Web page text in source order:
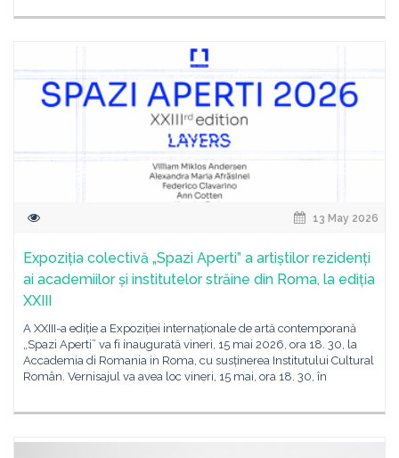
13 May 2026
Expoziția colectivă „Spazi Aperti” a artiștilor rezidenți
ai academiilor și institutelor străine din Roma, la ediția
XXIII
A XXIII-a ediție a Expoziției internaționale de artă contemporană
„Spazi Aperti” va fi inaugurată vineri, 15 mai 2026, ora 18. 30, la
Accademia di Romania in Roma, cu susținerea Institutului Cultural
Român. Vernisajul va avea loc vineri, 15 mai, ora 18. 30, în